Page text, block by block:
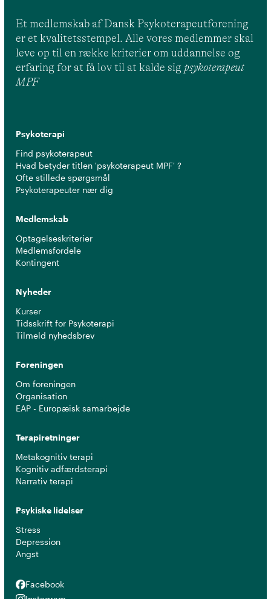
Et medlemskab af Dansk Psykoterapeutforening
er et kvalitetsstempel. Alle vores medlemmer skal
leve op til en række kriterier om uddannelse og
erfaring for at få lov til at kalde sig psykoterapeut
MPF
Psykoterapi
Find psykoterapeut
Hvad betyder titlen 'psykoterapeut MPF' ?
Ofte stillede spørgsmål
Psykoterapeuter nær dig
Medlemskab
Optagelseskriterier
Medlemsfordele
Kontingent
Nyheder
Kurser
Tidsskrift for Psykoterapi
Tilmeld nyhedsbrev
Foreningen
Om foreningen
Organisation
EAP - Europæisk samarbejde
Terapiretninger
Metakognitiv terapi
Kognitiv adfærdsterapi
Narrativ terapi
Psykiske lidelser
Stress
Depression
Angst
Facebook
Facebook